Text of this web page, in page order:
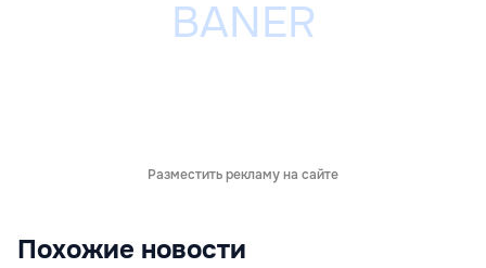
Разместить рекламу на сайте
Похожие новости